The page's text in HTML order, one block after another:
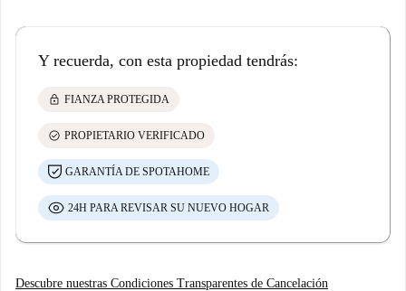
Y recuerda, con esta propiedad tendrás:
lock FIANZA PROTEGIDA
check_circle PROPIETARIO VERIFICADO
GARANTÍA DE SPOTAHOME
24H PARA REVISAR SU NUEVO HOGAR
Descubre nuestras Condiciones Transparentes de Cancelación